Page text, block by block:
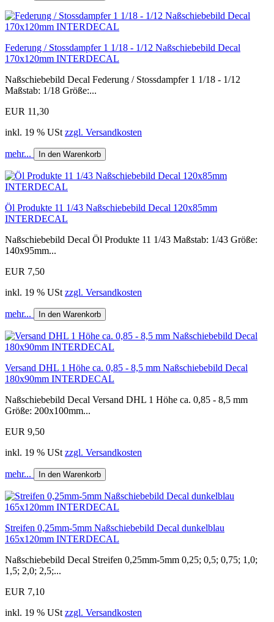
Federung / Stossdampfer 1 1/18 - 1/12 Naßschiebebild Decal
170x120mm INTERDECAL
Naßschiebebild Decal Federung / Stossdampfer 1 1/18 - 1/12
Maßstab: 1/18 Größe:...
EUR 11,30
inkl. 19 % USt zzgl. Versandkosten
mehr... In den Warenkorb
Öl Produkte 11 1/43 Naßschiebebild Decal 120x85mm
INTERDECAL
Naßschiebebild Decal Öl Produkte 11 1/43 Maßstab: 1/43 Größe:
140x95mm...
EUR 7,50
inkl. 19 % USt zzgl. Versandkosten
mehr... In den Warenkorb
Versand DHL 1 Höhe ca. 0,85 - 8,5 mm Naßschiebebild Decal
180x90mm INTERDECAL
Naßschiebebild Decal Versand DHL 1 Höhe ca. 0,85 - 8,5 mm
Größe: 200x100mm...
EUR 9,50
inkl. 19 % USt zzgl. Versandkosten
mehr... In den Warenkorb
Streifen 0,25mm-5mm Naßschiebebild Decal dunkelblau
165x120mm INTERDECAL
Naßschiebebild Decal Streifen 0,25mm-5mm 0,25; 0,5; 0,75; 1,0;
1,5; 2,0; 2,5;...
EUR 7,10
inkl. 19 % USt zzgl. Versandkosten